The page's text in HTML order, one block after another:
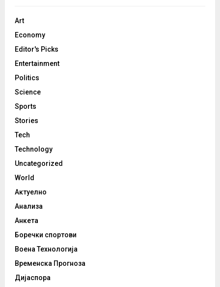
Art
Economy
Editor's Picks
Entertainment
Politics
Science
Sports
Stories
Tech
Technology
Uncategorized
World
Актуелно
Анализа
Анкета
Боречки спортови
Воена Технологија
Временска Прогноза
Дијаспора